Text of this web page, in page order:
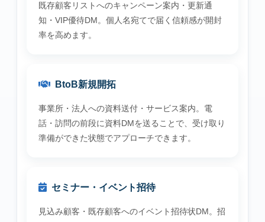
既存顧客リストへのキャンペーン案内・更新通
知・VIP優待DM。個人名宛てで届く信頼感が開封
率を高めます。
BtoB新規開拓
事業所・法人への資料送付・サービス案内。電
話・訪問の前段に資料DMを送ることで、受け取り
準備ができた状態でアプローチできます。
セミナー・イベント招待
見込み顧客・既存顧客へのイベント招待状DM。招